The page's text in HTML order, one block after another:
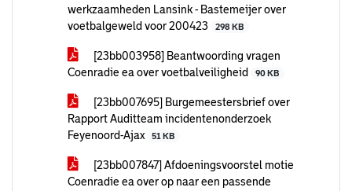
werkzaamheden Lansink - Bastemeijer over
voetbalgeweld voor 200423
298 KB
[23bb003958] Beantwoording vragen
Coenradie ea over voetbalveiligheid
90 KB
[23bb007695] Burgemeestersbrief over
Rapport Auditteam incidentenonderzoek
Feyenoord-Ajax
51 KB
[23bb007847] Afdoeningsvoorstel motie
Coenradie ea over op naar een passende